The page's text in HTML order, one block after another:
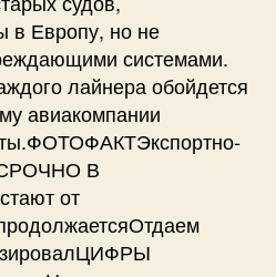
в Европу, но не
системами.
лайнера обойдется
авиакомпании
В
от